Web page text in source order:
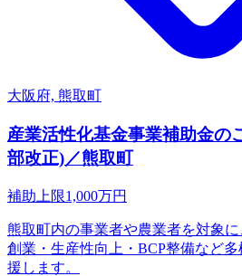
大阪府, 熊取町
産業活性化基金事業補助金の
部改正)／熊取町
補助上限1,000万円
熊取町内の事業者や農業者を対象
創業・生産性向上・BCP整備など
援します。